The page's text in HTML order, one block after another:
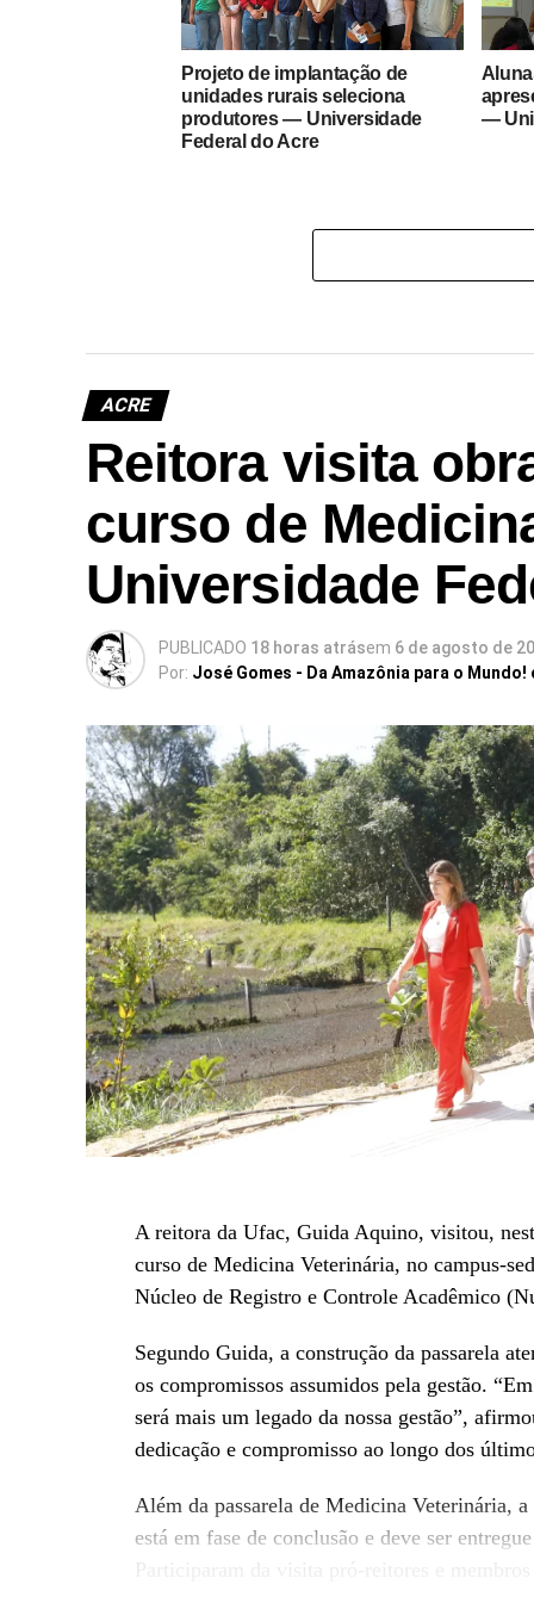
Projeto de implantação de
unidades rurais seleciona
produtores — Universidade
Federal do Acre
—
ACRE
Reitora visita
curso de
Universidade
PUBLICADO 18 horas atrásem 6 de agosto de
Por: José Gomes - Da Amazônia para o
A reitora da Ufac, Guida Aquino, visitou,
curso de Medicina Veterinária, no campus-
Núcleo de Registro e Controle Acadêmico
Segundo Guida, a construção da passarela
os compromissos assumidos pela gestão.
será mais um legado da nossa gestão”,
dedicação e compromisso ao longo dos
Além da passarela de Medicina Veterinária,
está em fase de conclusão e deve ser